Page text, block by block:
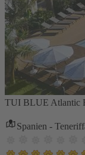
TUI BLUE Atlantic
Spanien -